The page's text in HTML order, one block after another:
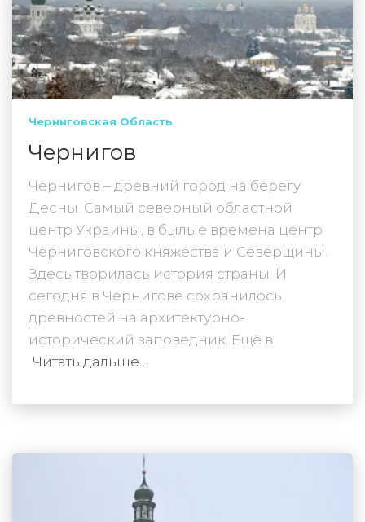
Черниговская Область
Чернигов
Чернигов – древний город на берегу
Десны. Самый северный областной
центр Украины, в былые времена центр
Черниговского княжества и Северщины.
Здесь творилась история страны. И
сегодня в Чернигове сохранилось
древностей на архитектурно-
исторический заповедник. Ещё в
Читать дальше…